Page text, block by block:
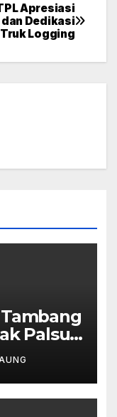
Apresiasi
Dedikasi
Logging
Palsu –
–
Tidak